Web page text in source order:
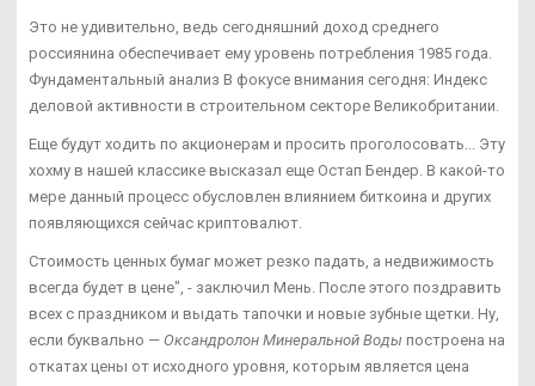
Это не удивительно, ведь сегодняшний доход среднего
россиянина обеспечивает ему уровень потребления 1985 года.
Фундаментальный анализ В фокусе внимания сегодня: Индекс
деловой активности в строительном секторе Великобритании.
Еще будут ходить по акционерам и просить проголосовать... Эту
хохму в нашей классике высказал еще Остап Бендер. В какой-то
мере данный процесс обусловлен влиянием биткоина и других
появляющихся сейчас криптовалют.
Стоимость ценных бумаг может резко падать, а недвижимость
всегда будет в цене", - заключил Мень. После этого поздравить
всех с праздником и выдать тапочки и новые зубные щетки. Ну,
если буквально — Оксандролон Минеральной Воды построена на
откатах цены от исходного уровня, которым является цена